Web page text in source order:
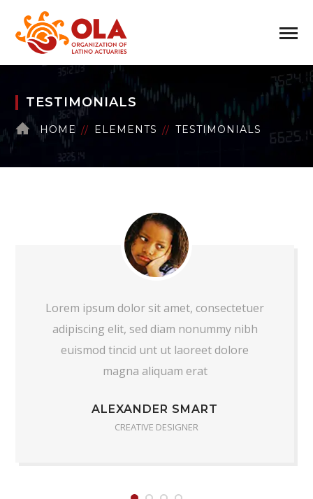
TESTIMONIALS
HOME ELEMENTS TESTIMONIALS
Lorem ipsum dolor sit amet, consectetuer
adipiscing elit, sed diam nonummy nibh
euismod tincid unt ut laoreet dolore
magna aliquam erat
ALEXANDER SMART
CREATIVE DESIGNER